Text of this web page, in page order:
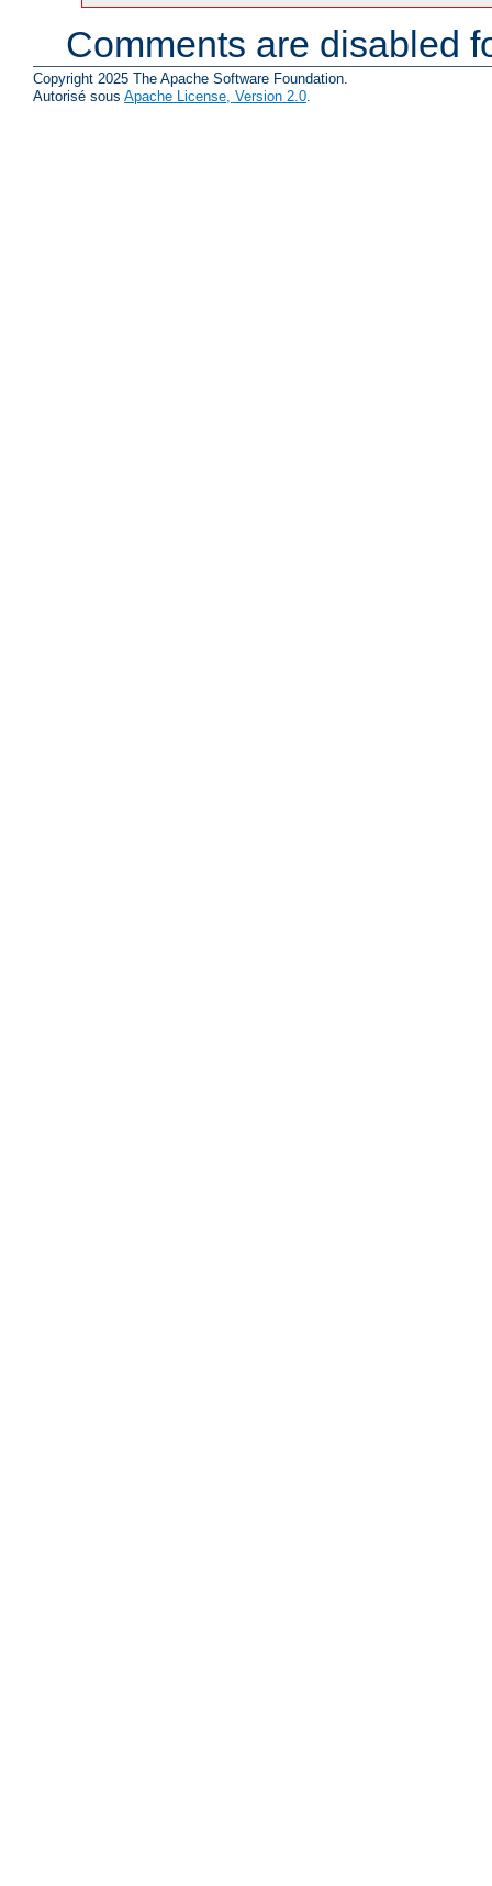
Comments are disabled
Copyright 2025 The Apache Software Foundation.
Autorisé sous Apache License, Version 2.0.